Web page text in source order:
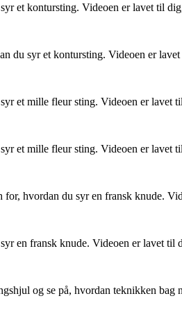
et kontursting. Videoen er lavet til
du syr et kontursting. Videoen er
et mille fleur sting. Videoen er lavet
et mille fleur sting. Videoen er lavet
hvordan du syr en fransk knude.
en fransk knude. Videoen er lavet til
og se på, hvordan teknikken